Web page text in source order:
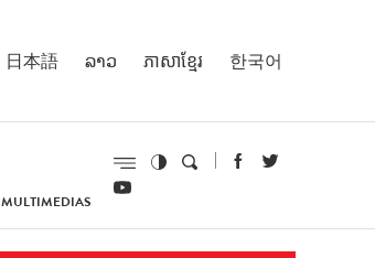
日本語 ລາວ ភាសាខ្មែរ 한국어
MULTIMEDIAS